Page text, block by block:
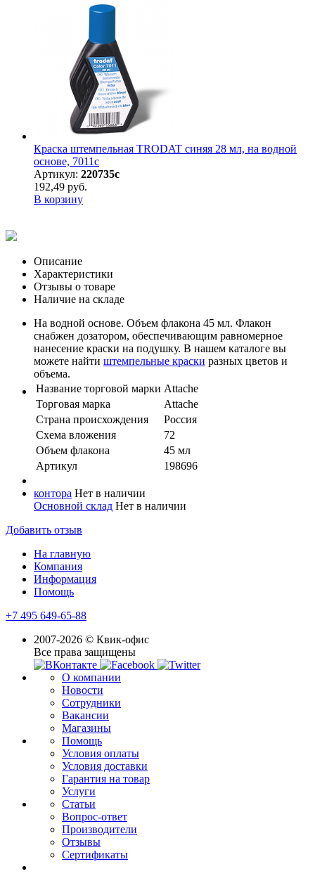
Краска штемпельная TRODAT синяя 28 мл, на водной
основе, 7011с
Артикул: 220735с
192,49 руб.
В корзину
Описание
Характеристики
Отзывы о товаре
Наличие на складе
На водной основе. Объем флакона 45 мл. Флакон
снабжен дозатором, обеспечивающим равномерное
нанесение краски на подушку. В нашем каталоге вы
можете найти штемпельные краски разных цветов и
объема.
Название торговой марки Attache
Торговая марка
Attache
Страна происхождения
Россия
Схема вложения
72
Объем флакона
45 мл
Артикул
198696
контора Нет в наличии
Основной склад Нет в наличии
Добавить отзыв
На главную
Компания
Информация
Помощь
+7 495 649-65-88
2007-2026 © Квик-офис
Все права защищены
О компании
Новости
Сотрудники
Вакансии
Магазины
Помощь
Условия оплаты
Условия доставки
Гарантия на товар
Услуги
Статьи
Вопрос-ответ
Производители
Отзывы
Сертификаты